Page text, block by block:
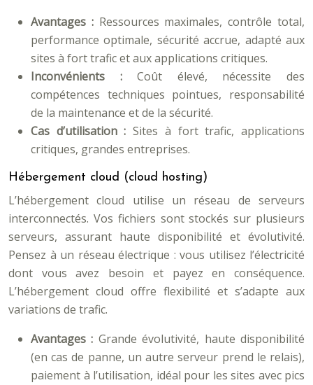
Avantages : Ressources maximales, contrôle total,
performance optimale, sécurité accrue, adapté aux
sites à fort trafic et aux applications critiques.
Inconvénients :Coût élevé, nécessite des
compétences techniques pointues, responsabilité
de la maintenance et de la sécurité.
Cas d’utilisation :Sites à fort trafic, applications
critiques, grandes entreprises.
Hébergement cloud (cloud hosting)
L’hébergement cloud utilise un réseau de serveurs
interconnectés. Vos fichiers sont stockés sur plusieurs
serveurs, assurant haute disponibilité et évolutivité.
Pensez à un réseau électrique : vous utilisez l’électricité
dont vous avez besoin et payez en conséquence.
L’hébergement cloud offre flexibilité et s’adapte aux
variations de trafic.
Avantages : Grande évolutivité, haute disponibilité
(en cas de panne, un autre serveur prend le relais),
paiement à l’utilisation, idéal pour les sites avec pics